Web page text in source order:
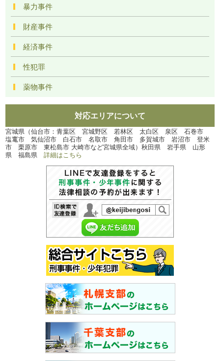
暴力事件
財産事件
経済事件
性犯罪
薬物事件
対応エリアについて
宮城県（仙台市：青葉区 宮城野区 若林区 太白区 泉区 石巻市
塩竃市 気仙沼市 白石市 名取市 角田市 多賀城市 岩沼市 登米
市 栗原市 東松島市 大崎市など宮城県全域）秋田県 岩手県 山形
県 福島県詳細はこちら